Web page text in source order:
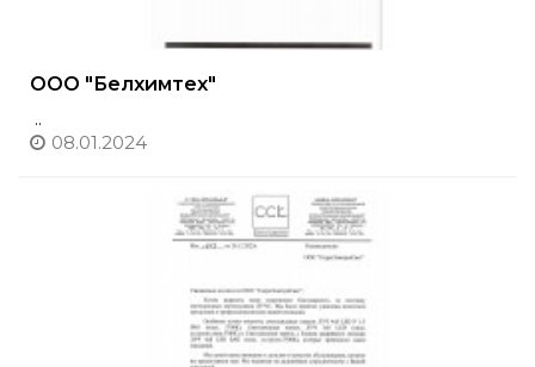
ООО "Белхимтех"
..
08.01.2024